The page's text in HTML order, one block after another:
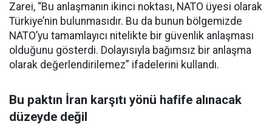
Zarei, “Bu anlaşmanın ikinci noktası, NATO üyesi olarak
Türkiye’nin bulunmasıdır. Bu da bunun bölgemizde
NATO’yu tamamlayıcı nitelikte bir güvenlik anlaşması
olduğunu gösterdi. Dolayısıyla bağımsız bir anlaşma
olarak değerlendirilemez” ifadelerini kullandı.
Bu paktın İran karşıtı yönü hafife alınacak
düzeyde değil